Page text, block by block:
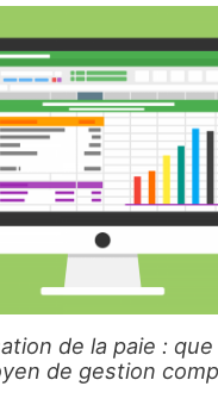
de la paie :
de gestion